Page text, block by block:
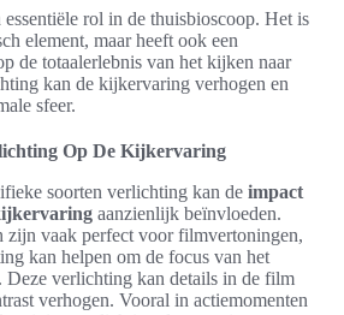
rol in de thuisbioscoop. Het is
element, maar heeft ook een
de totaalerlebnis van het kijken naar
kan de kijkervaring verhogen en
sfeer.
Op De Kijkervaring
soorten verlichting kan de impact
aanzienlijk beïnvloeden.
zijn vaak perfect voor filmvertoningen,
kan helpen om de focus van het
Deze verlichting kan details in de film
verhogen. Vooral in actiemomenten